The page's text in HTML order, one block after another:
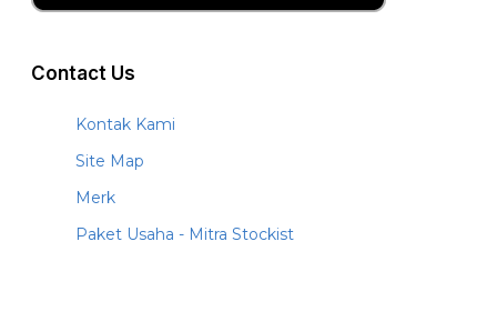
Contact Us
Kontak Kami
Site Map
Merk
Paket Usaha - Mitra Stockist